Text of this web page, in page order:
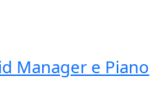
Manager e Piano